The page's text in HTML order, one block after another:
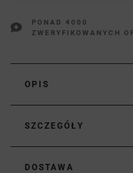
PONAD 4000
ZWERYFIKOWANYCH
OPIS
SZCZEGÓŁY
DOSTAWA